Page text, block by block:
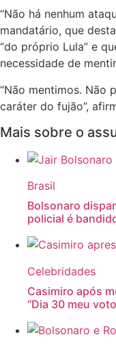
“Não há nenhum
mandatário, que
“do próprio Lula” e
necessidade de
“Não mentimos. Não
caráter do fujão”,
Mais sobre o
Brasil
Bolsonaro
policial é
Celebridades
Casimiro após
“Dia 30 meu